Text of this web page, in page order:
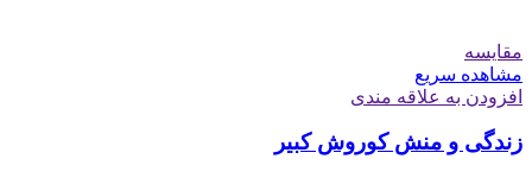
مقایسه
مشاهده سریع
افزودن به علاقه مندی
زندگی و منش کوروش کبیر